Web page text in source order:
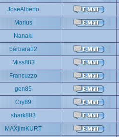
JoseAlberto
Marius
Nanaki
barbara12
Miss883
Francuzzo
gen85
Cry89
shark883
MAXjimKURT